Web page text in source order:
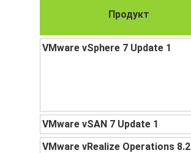
Продукт
VMware vSphere 7 Update 1
VMware vSAN 7 Update 1
VMware vRealize Operations 8.2